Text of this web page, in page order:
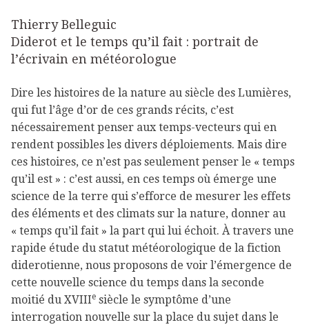
Thierry Belleguic
Diderot et le temps qu’il fait : portrait de
l’écrivain en météorologue
Dire les histoires de la nature au siècle des Lumières,
qui fut l’âge d’or de ces grands récits, c’est
nécessairement penser aux temps-vecteurs qui en
rendent possibles les divers déploiements. Mais dire
ces histoires, ce n’est pas seulement penser le « temps
qu’il est » : c’est aussi, en ces temps où émerge une
science de la terre qui s’efforce de mesurer les effets
des éléments et des climats sur la nature, donner au
« temps qu’il fait » la part qui lui échoit. À travers une
rapide étude du statut météorologique de la fiction
diderotienne, nous proposons de voir l’émergence de
cette nouvelle science du temps dans la seconde
moitié du XVIIIe siècle le symptôme d’une
interrogation nouvelle sur la place du sujet dans le